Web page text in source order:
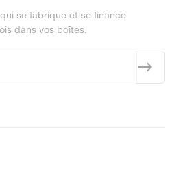
se fabrique et se finance
dans vos boîtes.